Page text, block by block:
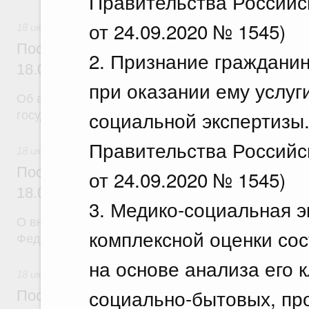
от 24.09.2020 № 1545)
2. Признание
при оказании ему
социальной
Правительства
от 24.09.2020 № 1545)
3. Медико-социальная
комплексной оценки
на основе анализа его
социально-бытовых,
Постановление Правительства
18.07.2026 г. № 904
Об авансировании
государственных контрактов
Постановление Правительства
18.07.2026 г. № 909
О внесении изменения в постановление
Федерации от 17 февраля 2024 г. № 179
Постановление Правительства